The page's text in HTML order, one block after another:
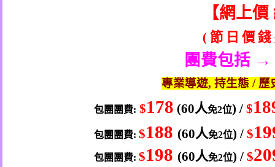
【網上價
( 節 日 價 錢
團費包括 →
專業導遊, 持生態 / 歷
包團 團費: $178 (60人免2位) /$
包團 團費:$188 (60人免2位) /$
包團 團費:$198 (60人免2位) /$